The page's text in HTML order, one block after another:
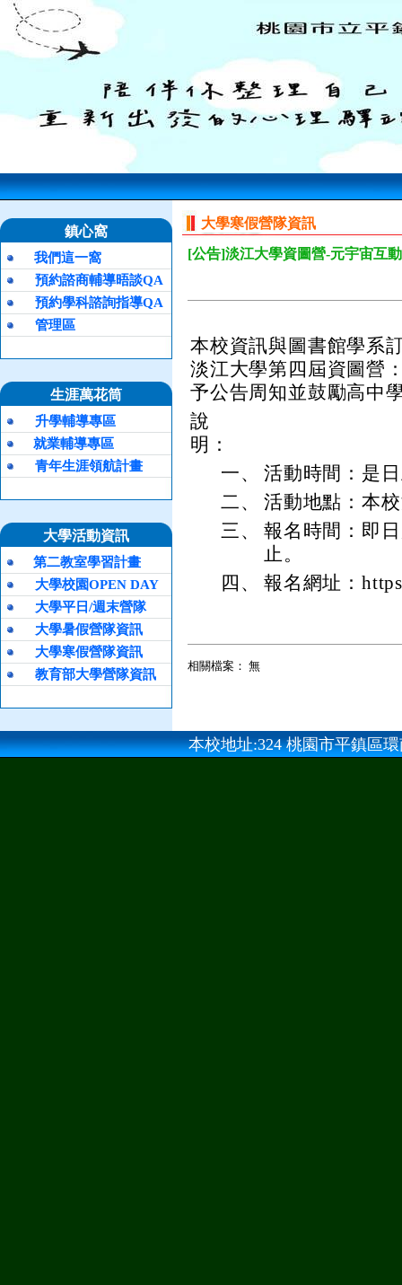
鎮心窩
我們這一窩
預約諮商輔導晤談QA
預約學科諮詢指導QA
管理區
生涯萬花筒
升學輔導專區
就業輔導專區
青年生涯領航計畫
大學活動資訊
第二教室學習計畫
大學校園OPEN DAY
大學平日/週末營隊
大學暑假營隊資訊
大學寒假營隊資訊
教育部大學營隊資訊
大學寒假營隊資訊
[公告]淡江大學資圖營-元宇宙互
本校資訊與圖書館學系
淡江大學第四屆資圖營
予公告周知並鼓勵高中
說
明：
一、
活動時間：是
二、
活動地點：本
三、
報名時間：即
止。
四、
報名網址：
相關檔案： 無
本校地址:324 桃園市平鎮區